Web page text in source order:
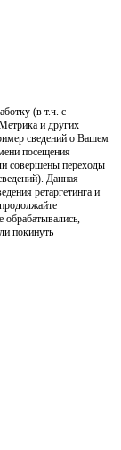
(в т.ч. с
и других
сведений о Вашем
посещения
совершены переходы
Данная
ретаргетинга и
покинуть